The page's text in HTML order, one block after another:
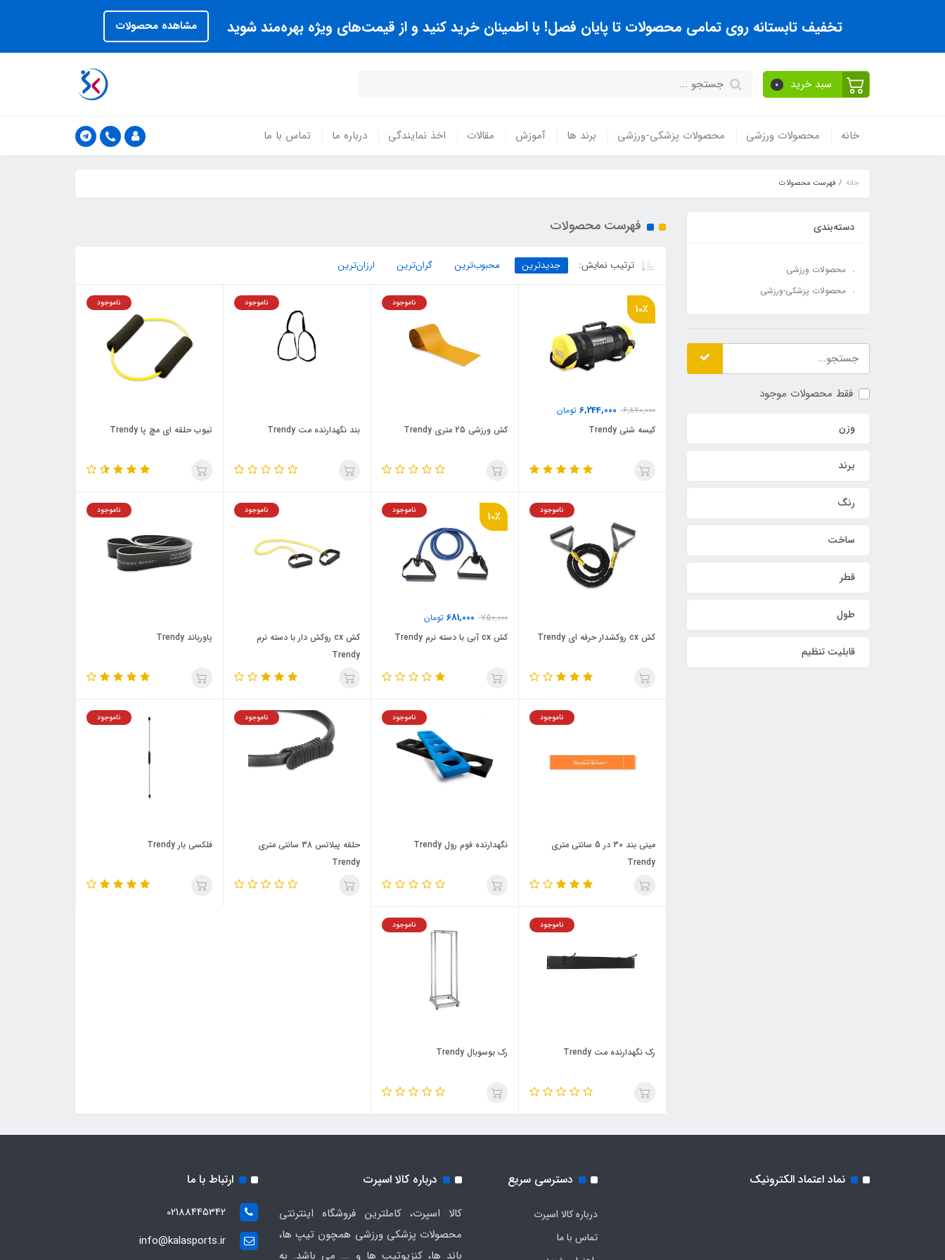
تخفیف تابستانه روی تمامی محصولات تا پایان فصل! با اطمینان خرید کنید و از قیمت‌های ویژه بهره‌مند شوید مشاهده محصولات
سبد خرید 0
خانه محصولات ورزشی محصولات پزشکی-ورزشی برند ها آموزش مقالات اخذ نمایندگی درباره ما تماس با ما
خانه فهرست محصولات
دسته‌بندی
محصولات ورزشی
محصولات پزشکی-ورزشی
فقط محصولات موجود
وزن
برند
رنگ
ساخت
قطر
طول
قابلیت تنظیم
فهرست محصولات
ترتیب نمایش: جدیدترین محبوب‌ترین گران‌ترین ارزان‌ترین
10٪
6,870,000
6,244,000 تومان
کيسه شني Trendy
ناموجود
کش ورزشی 25 متري Trendy
ناموجود
بند نگهدارنده مت Trendy
ناموجود
تيوب حلقه اي مچ پا Trendy
ناموجود
کش cx روکشدار حرفه اي Trendy
10٪
750,000
681,000 تومان
ناموجود
کش cx آبي با دسته نرم Trendy
ناموجود
کش cx روکش دار با دسته نرم
Trendy
ناموجود
پاورباند Trendy
ناموجود
ميني بند 30 در 5 سانتي متري
Trendy
ناموجود
نگهدارنده فوم رول Trendy
ناموجود
حلقه پيلاتس 38 سانتي متري
Trendy
ناموجود
فلکسی بار Trendy
ناموجود
رک نگهدارنده مت Trendy
ناموجود
رک بوسوبال Trendy
نماد اعتماد الکترونیک دسترسی سریع
درباره کالا اسپرت
تماس با ما
درباره کالا اسپرت
کالا اسپرت، کاملترین فروشگاه اینترنتی
محصولات پزشکی ورزشی همچون تیپ ها،
باند ها، کنزیوتیپ ها و ... می باشد. به
ارتباط با ما
02188445342
info@kalasports.ir